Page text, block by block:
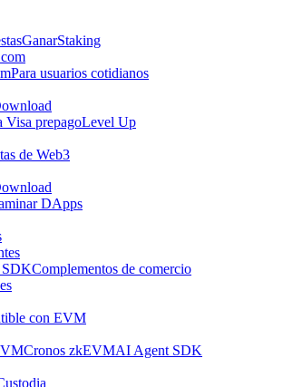
GanarStaking
Para usuarios cotidianos
Visa prepagoLevel Up
de Web3
DApps
SDKComplementos de comercio
con EVM
Cronos zkEVMAI Agent SDK